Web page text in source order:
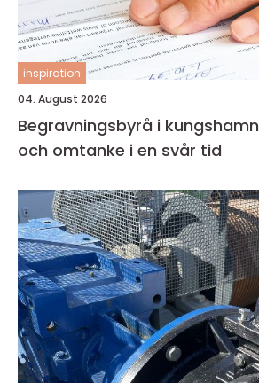
inspiration
04. August 2026
Begravningsbyrå i kungshamn stöd, struktur
och omtanke i en svår tid